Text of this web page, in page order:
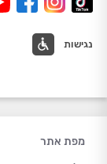
נגישות
מפת אתר